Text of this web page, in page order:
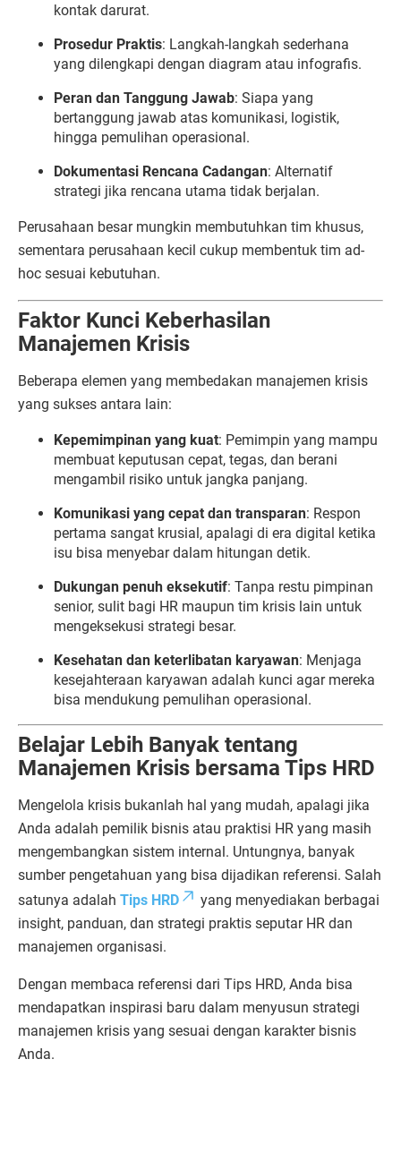
kontak darurat.
Prosedur Praktis: Langkah-langkah sederhana
yang dilengkapi dengan diagram atau infografis.
Peran dan Tanggung Jawab: Siapa yang
bertanggung jawab atas komunikasi, logistik,
hingga pemulihan operasional.
Dokumentasi Rencana Cadangan: Alternatif
strategi jika rencana utama tidak berjalan.
Perusahaan besar mungkin membutuhkan tim khusus,
sementara perusahaan kecil cukup membentuk tim ad-
hoc sesuai kebutuhan.
Faktor Kunci Keberhasilan
Manajemen Krisis
Beberapa elemen yang membedakan manajemen krisis
yang sukses antara lain:
Kepemimpinan yang kuat: Pemimpin yang mampu
membuat keputusan cepat, tegas, dan berani
mengambil risiko untuk jangka panjang.
Komunikasi yang cepat dan transparan: Respon
pertama sangat krusial, apalagi di era digital ketika
isu bisa menyebar dalam hitungan detik.
Dukungan penuh eksekutif: Tanpa restu pimpinan
senior, sulit bagi HR maupun tim krisis lain untuk
mengeksekusi strategi besar.
Kesehatan dan keterlibatan karyawan: Menjaga
kesejahteraan karyawan adalah kunci agar mereka
bisa mendukung pemulihan operasional.
Belajar Lebih Banyak tentang
Manajemen Krisis bersama Tips HRD
Mengelola krisis bukanlah hal yang mudah, apalagi jika
Anda adalah pemilik bisnis atau praktisi HR yang masih
mengembangkan sistem internal. Untungnya, banyak
sumber pengetahuan yang bisa dijadikan referensi. Salah
satunya adalah Tips HRD
yang menyediakan berbagai
insight, panduan, dan strategi praktis seputar HR dan
manajemen organisasi.
Dengan membaca referensi dari Tips HRD, Anda bisa
mendapatkan inspirasi baru dalam menyusun strategi
manajemen krisis yang sesuai dengan karakter bisnis
Anda.